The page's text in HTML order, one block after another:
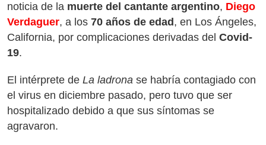
noticia de la muerte del cantante argentino, Diego
Verdaguer, a los 70 años de edad , en Los Ángeles,
California, por complicaciones derivadas del Covid-
19.
El intérprete de La ladrona se habría contagiado con
el virus en diciembre pasado, pero tuvo que ser
hospitalizado debido a que sus síntomas se
agravaron.